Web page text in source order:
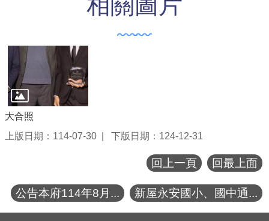
大合照
上版日期：114-07-30
下版日期：124-12-31
回上一頁 回最上面
公告本府114年8月... 新屋永安國小、國中通...